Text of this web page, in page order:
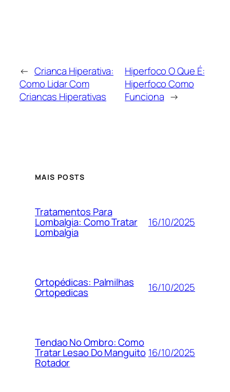
← Crianca Hiperativa:
Como Lidar Com
Criancas Hiperativas
Hiperfoco O Que É:
Hiperfoco Como
Funciona →
MAIS POSTS
Tratamentos Para
Lombalgia: Como Tratar
Lombalgia
16/10/2025
Ortopédicas: Palmilhas
Ortopedicas 16/10/2025
Tendao No Ombro: Como
Tratar Lesao Do Manguito
Rotador
16/10/2025